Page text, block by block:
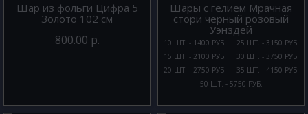
Шар из фольги Цифра 5
Золото 102 см
800.00 р.
Шары с гелием Мрачная
стори черный розовый
Уэнздей
10 ШТ. - 1400 РУБ.
15 ШТ. - 2100 РУБ.
20 ШТ. - 2750 РУБ.
25 ШТ. - 3150 РУБ.
30 ШТ. - 3750 РУБ.
35 ШТ. - 4150 РУБ.
50 ШТ. - 5750 РУБ.